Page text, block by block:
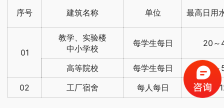
序号 建筑名称 单位 最高日用
01
教学、实验楼
中小学校
每学生每日 20～
高等院校 每学生每日
40～
02
工厂宿舍 每人每日